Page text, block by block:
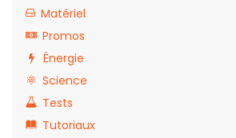
Matériel
Promos
Énergie
Science
Tests
Tutoriaux